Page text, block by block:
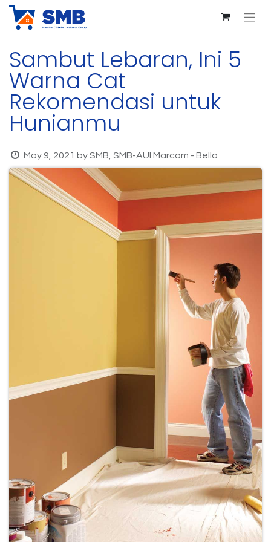
Sambut Lebaran, Ini 5
Warna Cat
Rekomendasi untuk
Hunianmu
May 9, 2021 bySMB, SMB-AUI Marcom - Bella